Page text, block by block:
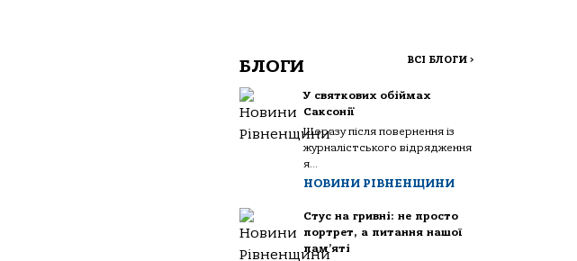
БЛОГИ ВСІ БЛОГИ >
У святкових обіймах
Саксонії
Щоразу після повернення із
журналістського відрядження
я...
НОВИНИ РІВНЕНЩИНИ
Стус на гривні: не просто
портрет, а питання нашої
пам’яті